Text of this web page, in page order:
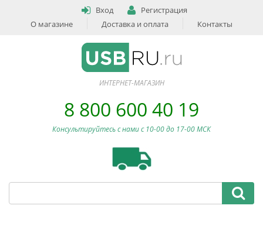
Вход
Регистрация
О магазине
Доставка и оплата Контакты
ИНТЕРНЕТ-МАГАЗИН
8 800 600 40 19
Консультируйтесь с нами c 10-00 до 17-00 МСК